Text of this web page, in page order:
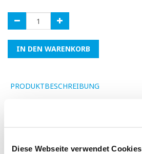
Diese Webseite verwendet Cookies
IN DEN WARENKORB
PRODUKTBESCHREIBUNG